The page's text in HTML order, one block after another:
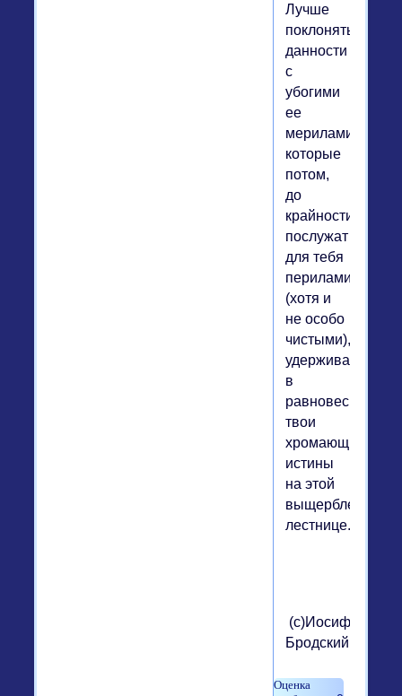
Лучше
поклоняться
данности
с
убогими
ее
мерилами,
которые
потом,
до
крайности,
послужат
для тебя
перилами
(хотя и
не особо
чистыми),
удерживающими
в
равновесии
твои
хромающие
истины
на этой
выщербленной
лестнице.
(с)Иосиф
Бродский.